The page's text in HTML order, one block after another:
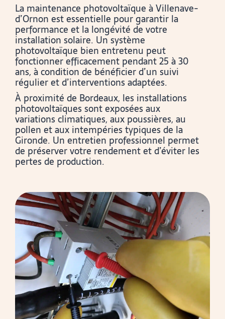
La maintenance photovoltaïque à Villenave-
d’Ornon est essentielle pour garantir la
performance et la longévité de votre
installation solaire. Un système
photovoltaïque bien entretenu peut
fonctionner efficacement pendant 25 à 30
ans, à condition de bénéficier d’un suivi
régulier et d’interventions adaptées.
À proximité de Bordeaux, les installations
photovoltaïques sont exposées aux
variations climatiques, aux poussières, au
pollen et aux intempéries typiques de la
Gironde. Un entretien professionnel permet
de préserver votre rendement et d’éviter les
pertes de production.